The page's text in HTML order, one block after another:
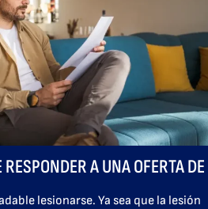
A UNA OFERTA DE
lesionarse. Ya sea que la lesión